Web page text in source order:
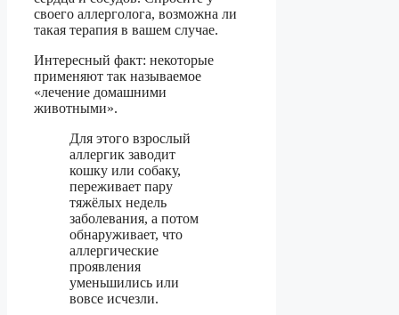
своего аллерголога, возможна ли
такая терапия в вашем случае.
Интересный факт: некоторые
применяют так называемое
«лечение домашними
животными».
Для этого взрослый
аллергик заводит
кошку или собаку,
переживает пару
тяжёлых недель
заболевания, а потом
обнаруживает, что
аллергические
проявления
уменьшились или
вовсе исчезли.